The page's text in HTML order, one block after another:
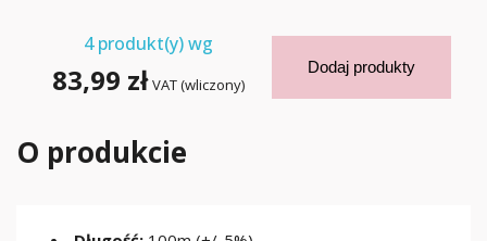
4produkt(y) wg
83,99 zł VAT (wliczony)
Dodaj produkty
O produkcie